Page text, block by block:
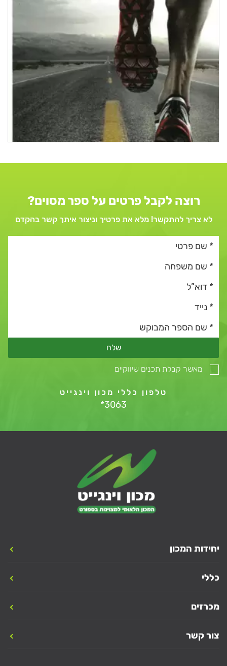
רוצה לקבל פרטים על ספר מסוים?
לא צריך להתקשר! מלא את פרטיך וניצור איתך קשר בהקדם
שלח
מאשר קבלת תכנים שיווקיים
טלפון כללי מכון וינגייט
*3063
יחידות המכון
כללי
מכרזים
צור קשר